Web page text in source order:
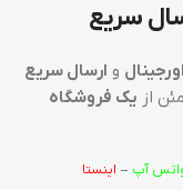
سریع
و ارسال سریع
از یک فروشگاه
آپ – اینستا